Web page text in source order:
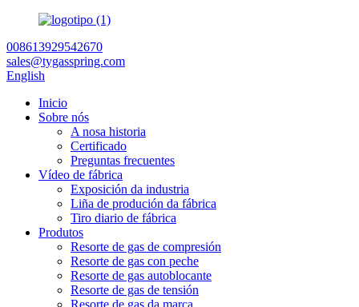
008613929542670
sales@tygasspring.com
English
Inicio
Sobre nós
A nosa historia
Certificado
Preguntas frecuentes
Vídeo de fábrica
Exposición da industria
Liña de produción da fábrica
Tiro diario de fábrica
Produtos
Resorte de gas de compresión
Resorte de gas con peche
Resorte de gas autoblocante
Resorte de gas de tensión
Resorte de gas da marca